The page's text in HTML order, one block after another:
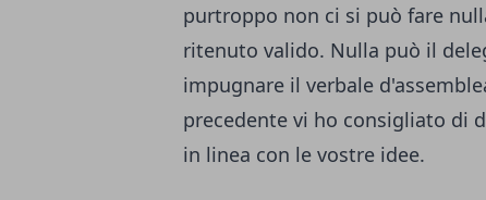
purtroppo non ci si può fare
ritenuto valido. Nulla può il
impugnare il verbale
precedente vi ho consigliato di
in linea con le vostre idee.